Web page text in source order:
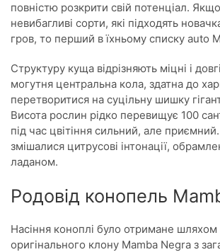
повністю розкрити свій потенціал.
невибагливі сорти, які підходять
гров, то перший в їхньому списку auto
Структуру куща відрізняють міцні і довгі
могутня центральна кола, здатна до
перетворитися на суцільну шишку
Висота рослин рідко перевищує 100
під час цвітіння сильний, але приємний.
змішалися цитрусові інтонації,
ладаном.
Родовід конопель
Насіння коноплі було отримане
оригінального клону Mamba Negra з